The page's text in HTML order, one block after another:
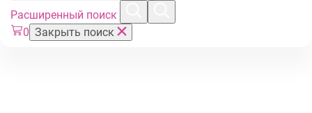
Расширенный поиск
0 Закрыть поиск